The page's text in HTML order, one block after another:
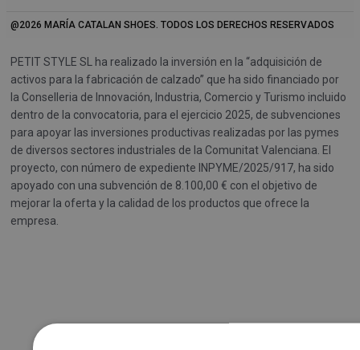
@2026 MARÍA CATALAN SHOES. TODOS LOS DERECHOS RESERVADOS
PETIT STYLE SL ha realizado la inversión en la “adquisición de
activos para la fabricación de calzado” que ha sido financiado por
la Conselleria de Innovación, Industria, Comercio y Turismo incluido
dentro de la convocatoria, para el ejercicio 2025, de subvenciones
para apoyar las inversiones productivas realizadas por las pymes
de diversos sectores industriales de la Comunitat Valenciana. El
proyecto, con número de expediente INPYME/2025/917, ha sido
apoyado con una subvención de 8.100,00 € con el objetivo de
mejorar la oferta y la calidad de los productos que ofrece la
empresa.